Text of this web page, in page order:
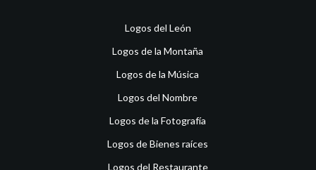
Logos del León
Logos de la Montaña
Logos de la Música
Logos del Nombre
Logos de la Fotografía
Logos de Bienes raíces
Logos del Restaurante